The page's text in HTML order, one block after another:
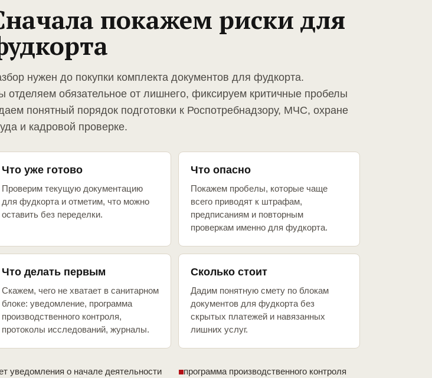
покажем риски для
нужен до покупки комплекта документов для фудкорта.
отделяем обязательное от лишнего, фиксируем критичные пробелы
понятный порядок подготовки к Роспотребнадзору, МЧС, охране
и кадровой проверке.
Что уже готово
Проверим текущую документацию
для фудкорта и отметим, что можно
оставить без переделки.
Что опасно
Покажем пробелы, которые чаще
всего приводят к штрафам,
предписаниям и повторным
проверкам именно для фудкорта.
Что делать первым
Скажем, чего не хватает в санитарном
блоке: уведомление, программа
производственного контроля,
протоколы исследований, журналы.
Сколько стоит
Дадим понятную смету по блокам
документов для фудкорта без
скрытых платежей и навязанных
лишних услуг.
уведомления о начале деятельности
программа производственного контроля